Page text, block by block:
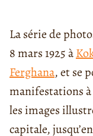
La série de
8 mars 1925 à
Ferghana, et se
manifestations à
les images
capitale,